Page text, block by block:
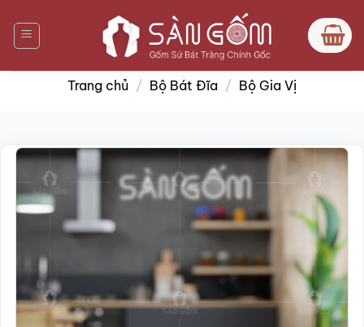
qua
nội
dung
Trang chủ / Bộ Bát Đĩa / Bộ Gia Vị